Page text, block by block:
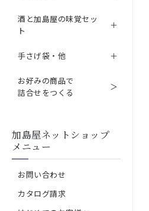
酒と加島屋の味覚セッ
ト
手さげ袋・他
お好みの商品で
詰合せをつくる
加島屋ネットショップ
メニュー
お問い合わせ
カタログ請求